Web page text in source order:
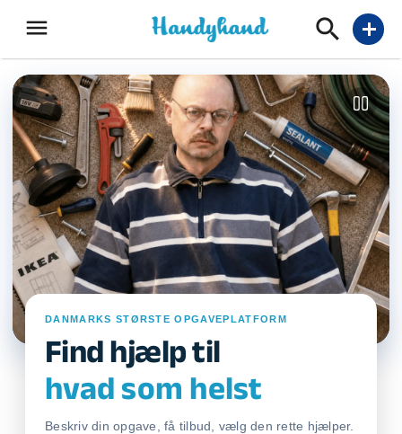
menu add
DANMARKS STØRSTE OPGAVEPLATFORM
Find hjælp til
hvad som helst
Beskriv din opgave, få tilbud, vælg den rette hjælper.